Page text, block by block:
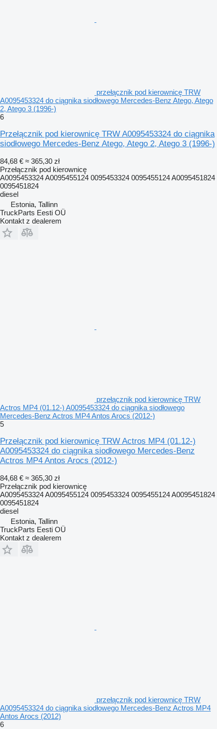
przełącznik pod kierownicę TRW
A0095453324 do ciągnika siodłowego Mercedes-Benz Atego, Atego
2, Atego 3 (1996-)
6
Przełącznik pod kierownicę TRW A0095453324 do ciągnika
siodłowego Mercedes-Benz Atego, Atego 2, Atego 3 (1996-)
84,68 € ≈ 365,30 zł
Przełącznik pod kierownicę
A0095453324 A0095455124 0095453324 0095455124 A0095451824
0095451824
diesel
Estonia, Tallinn
TruckParts Eesti OÜ
Kontakt z dealerem
przełącznik pod kierownicę TRW
Actros MP4 (01.12-) A0095453324 do ciągnika siodłowego
Mercedes-Benz Actros MP4 Antos Arocs (2012-)
5
Przełącznik pod kierownicę TRW Actros MP4 (01.12-)
A0095453324 do ciągnika siodłowego Mercedes-Benz
Actros MP4 Antos Arocs (2012-)
84,68 € ≈ 365,30 zł
Przełącznik pod kierownicę
A0095453324 A0095455124 0095453324 0095455124 A0095451824
0095451824
diesel
Estonia, Tallinn
TruckParts Eesti OÜ
Kontakt z dealerem
przełącznik pod kierownicę TRW
A0095453324 do ciągnika siodłowego Mercedes-Benz Actros MP4
Antos Arocs (2012)
6